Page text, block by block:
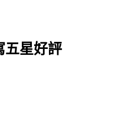
五星好評